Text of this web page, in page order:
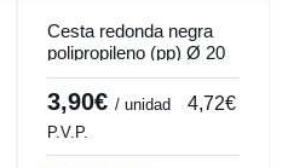
Cesta redonda negra
polipropileno (pp) Ø 20
cm 7 cm Twiggy
Pro.mundi
3,90€ / unidad 4,72€
P.V.P.